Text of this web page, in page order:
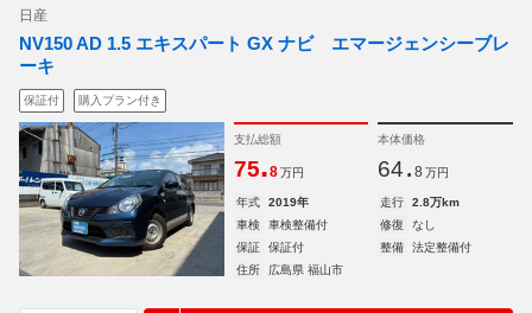
日産
NV150 AD 1.5 エキスパート GX ナビ エマージェンシーブレ
ーキ
保証付 購入プラン付き
支払総額
75.8 万円
本体価格
64. 8 万円
年式 2019年 走行
2.8万km
車検
車検整備付 修復
なし
保証
保証付 整備
法定整備付
住所
広島県 福山市